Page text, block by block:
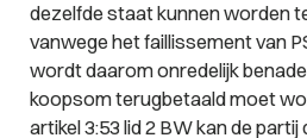
dezelfde staat kunnen worden
vanwege het faillissement van
wordt daarom onredelijk
koopsom terugbetaald moet
artikel 3:53 lid 2 BW kan de partij